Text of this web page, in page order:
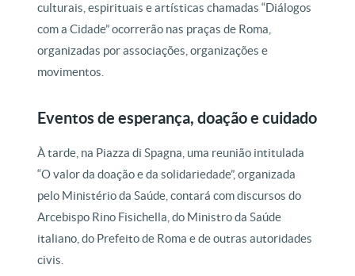
culturais, espirituais e artísticas chamadas “Diálogos
com a Cidade” ocorrerão nas praças de Roma,
organizadas por associações, organizações e
movimentos.
Eventos de esperança, doação e cuidado
À tarde, na Piazza di Spagna, uma reunião intitulada
“O valor da doação e da solidariedade”, organizada
pelo Ministério da Saúde, contará com discursos do
Arcebispo Rino Fisichella, do Ministro da Saúde
italiano, do Prefeito de Roma e de outras autoridades
civis.